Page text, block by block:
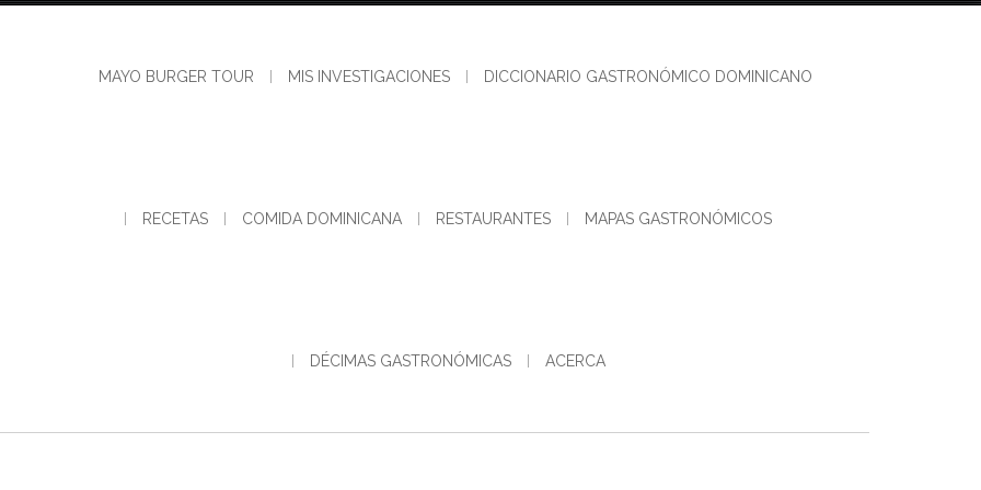
MAYO BURGER TOUR MIS INVESTIGACIONES DICCIONARIO GASTRONÓMICO DOMINICANO
RECETAS COMIDA DOMINICANA RESTAURANTES MAPAS GASTRONÓMICOS
DÉCIMAS GASTRONÓMICAS ACERCA